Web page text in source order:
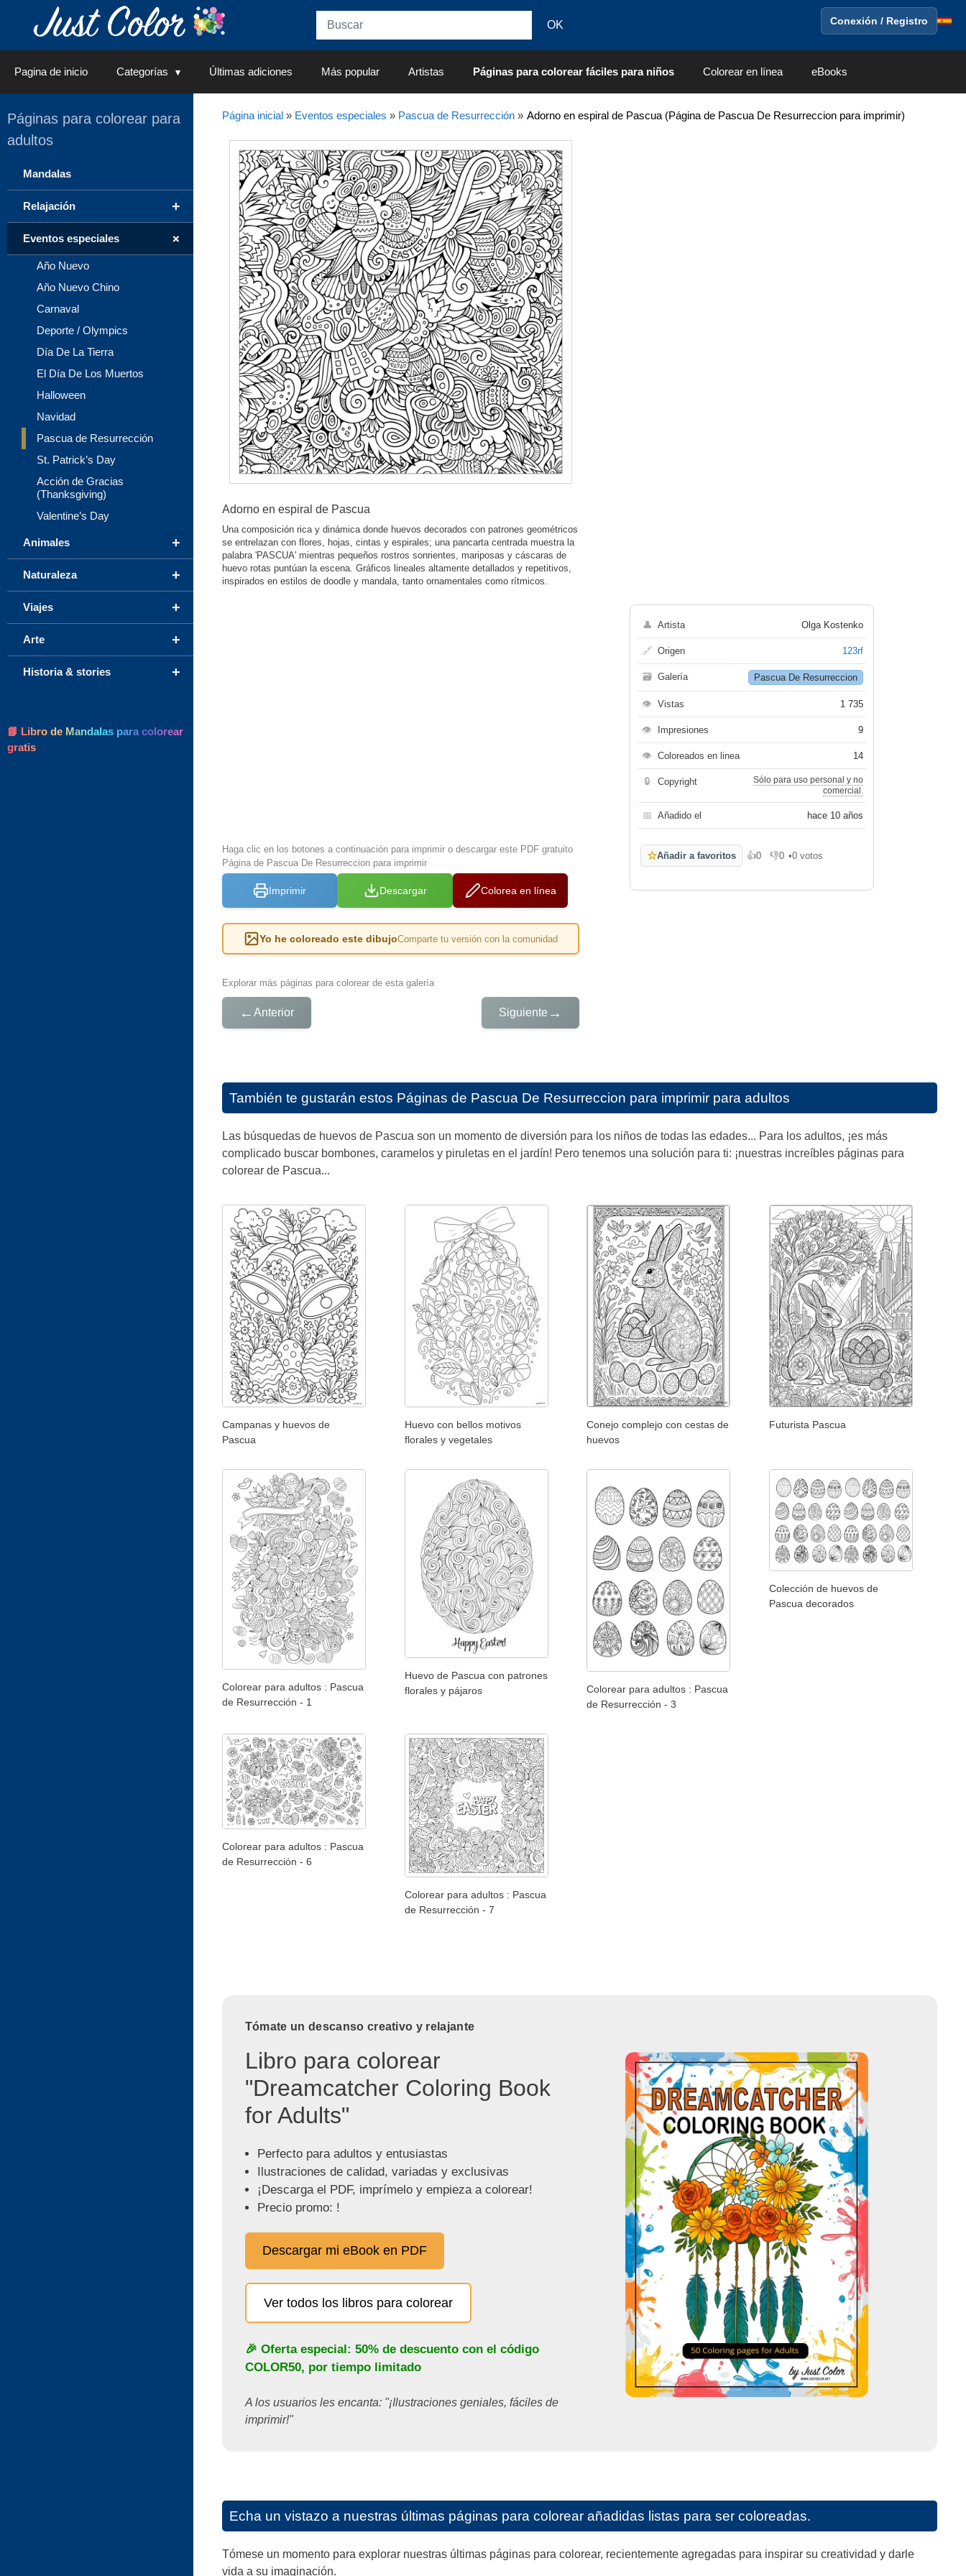
Conexión / Registro
Pagina de inicio Categorías Últimas adiciones Más popular Artistas Páginas para colorear fáciles para niños Colorear en línea eBooks
Página inicial» Eventos especiales » Pascua de Resurrección» Adorno en espiral de Pascua (Página de Pascua De Resurreccion para imprimir)
Adorno en espiral de Pascua
Una composición rica y dinámica donde huevos decorados con patrones geométricos
se entrelazan con flores, hojas, cintas y espirales; una pancarta centrada muestra la
palabra 'PASCUA' mientras pequeños rostros sonrientes, mariposas y cáscaras de
huevo rotas puntúan la escena. Gráficos lineales altamente detallados y repetitivos,
inspirados en estilos de doodle y mandala, tanto ornamentales como rítmicos.
Haga clic en los botones a continuación para imprimir o descargar este PDF gratuito
Página de Pascua De Resurreccion para imprimir
Imprimir Descargar Colorea en línea
Yo he coloreado este dibujoComparte tu versión con la comunidad
Explorar más páginas para colorear de esta galería
← Anterior Siguiente →
👤 Artista Olga Kostenko
🔗 Origen 123rf
🗃 Galería Pascua De Resurreccion
👁 Vistas 1 735
👁 Impresiones 9
👁 Coloreados en linea 14
🔒 Copyright
Sólo para uso personal y no
comercial.
📅 Añadido el hace 10 años
☆Añadir a favoritos 👍0
Me gusta
👎0
No me gusta
•0 votos
También te gustarán estos Páginas de Pascua De Resurreccion para imprimir para adultos
Las búsquedas de huevos de Pascua son un momento de diversión para los niños de todas las edades... Para los adultos, ¡es más
complicado buscar bombones, caramelos y piruletas en el jardín! Pero tenemos una solución para ti: ¡nuestras increíbles páginas para
colorear de Pascua...
Campanas y huevos de
Pascua
Huevo con bellos motivos
florales y vegetales
Conejo complejo con cestas de
huevos
Futurista Pascua
Colorear para adultos : Pascua
de Resurrección - 1
Huevo de Pascua con patrones
florales y pájaros
Colorear para adultos : Pascua
de Resurrección - 3
Colección de huevos de
Pascua decorados
Colorear para adultos : Pascua
de Resurrección - 6
Colorear para adultos : Pascua
de Resurrección - 7
Tómate un descanso creativo y relajante
Libro para colorear
"Dreamcatcher Coloring Book
for Adults"
Perfecto para adultos y entusiastas
Ilustraciones de calidad, variadas y exclusivas
¡Descarga el PDF, imprímelo y empieza a colorear!
Precio promo: !
Descargar mi eBook en PDF
Ver todos los libros para colorear
🎉 Oferta especial: 50% de descuento con el código
COLOR50, por tiempo limitado
A los usuarios les encanta: "¡Ilustraciones geniales, fáciles de
imprimir!"
Echa un vistazo a nuestras últimas páginas para colorear añadidas listas para ser coloreadas.
Tómese un momento para explorar nuestras últimas páginas para colorear, recientemente agregadas para inspirar su creatividad y darle
vida a su imaginación.
Páginas para colorear para
adultos
Mandalas
+
Relajación
+
Eventos especiales
Año Nuevo
Año Nuevo Chino
Carnaval
Deporte / Olympics
Día De La Tierra
El Día De Los Muertos
Halloween
Navidad
Pascua de Resurrección
St. Patrick’s Day
Acción de Gracias
(Thanksgiving)
Valentine’s Day
+
Animales
+
Naturaleza
+
Viajes
+
Arte
+
Historia & stories
📘 Libro de Mandalas para colorear
gratis